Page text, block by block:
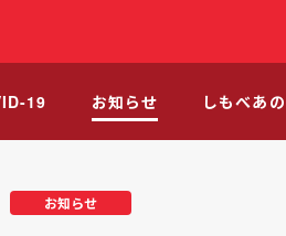
19 お知らせ しもべあ
お知らせ